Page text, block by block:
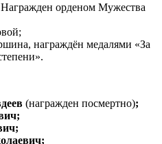
Награжден орденом Мужества
награждён медалями «За
(награжден посмертно);